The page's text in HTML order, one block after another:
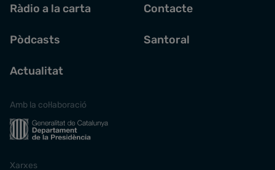
Ràdio a la carta
Pòdcasts
Actualitat
Contacte
Santoral
Amb la col·laboració
Xarxes